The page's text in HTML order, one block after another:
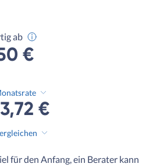
ab
€
€
für den Anfang, ein Berater kann